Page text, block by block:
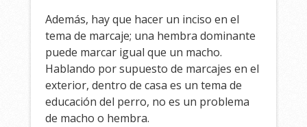
Además, hay que hacer un inciso en el
tema de marcaje; una hembra dominante
puede marcar igual que un macho.
Hablando por supuesto de marcajes en el
exterior, dentro de casa es un tema de
educación del perro, no es un problema
de macho o hembra.